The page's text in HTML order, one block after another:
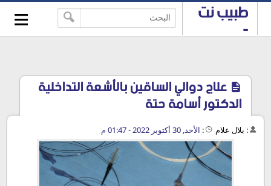
--> طبيب نت
-
استشارات
مجانية
≡
علاج دوالي الساقين بالأشعة التداخلية
الدكتور أسامة حتة
: بلال علام : الأحد, 30 أكتوبر 2022 - 01:47 م